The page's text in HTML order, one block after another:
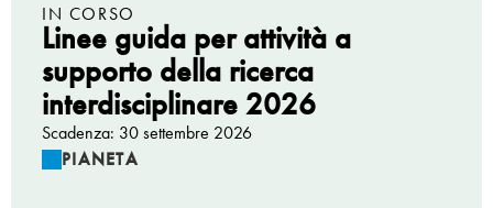
IN CORSO
Linee guida per attività a
supporto della ricerca
interdisciplinare 2026
Scadenza: 30 settembre 2026
PIANETA